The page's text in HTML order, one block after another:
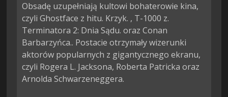
Obsadę uzupełniają kultowi bohaterowie kina,
czyli Ghostface z hitu. Krzyk. , T-1000 z.
Terminatora 2: Dnia Sądu. oraz Conan
Barbarzyńca.. Postacie otrzymały wizerunki
aktorów popularnych z gigantycznego ekranu,
czyli Rogera L. Jacksona, Roberta Patricka oraz
Arnolda Schwarzeneggera.